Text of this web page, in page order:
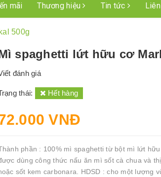
mãi Thương hiệu Tin tức
500g
spaghetti lứt hữu cơ
đánh giá
thái: Hết hàng
VNĐ
phần : 100% mì spaghetti từ bột mì lứt
dùng công thức nấu ăn mì sốt cà chua và
sốt kem carbonara. HDSD : cho một lượng